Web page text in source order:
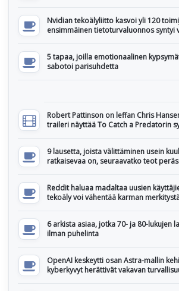
Nvidian tekoälyliitto kasvoi yli 120
ensimmäinen tietoturvaluonnos syntyi
5 tapaa, joilla emotionaalinen
sabotoi parisuhdetta
Robert Pattinson on leffan Chris
traileri näyttää To Catch a Predatorin
9 lausetta, joista välittäminen usein
ratkaisevaa on, seuraavatko teot
Reddit haluaa madaltaa uusien
tekoäly voi vähentää karman
6 arkista asiaa, jotka 70- ja 80-lukujen
ilman puhelinta
OpenAI keskeytti osan Astra-mallin
kyberkyvyt herättivät vakavan